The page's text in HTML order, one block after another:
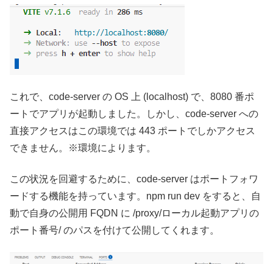
これで、code-server の OS 上 (localhost) で、8080 番ポ
ートでアプリが起動しました。しかし、code-server への
直接アクセスはこの環境では 443 ポートでしかアクセス
できません。※環境によります。
この状況を回避するために、code-server はポートフォワ
ードする機能を持っています。npm run dev をすると、自
動で自身の公開用 FQDN に /proxy/ローカル起動アプリの
ポート番号/ のパスを付けて公開してくれます。